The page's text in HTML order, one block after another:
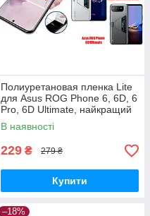
Полиуретановая пленка Lite
для Asus ROG Phone 6, 6D, 6
Pro, 6D Ultimate, найкращий
захист
В наявності
229 ₴ 279 ₴
Купити
–18%